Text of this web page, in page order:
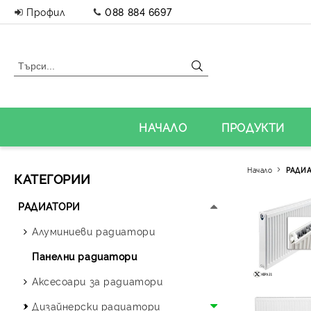
Профил 088 884 6697
НАЧАЛО ПРОДУКТИ
КАТЕГОРИИ
РАДИАТОРИ
Алуминиеви радиатори
Панелни радиатори
Аксесоари за радиатори
Дизайнерски радиатори
Начало